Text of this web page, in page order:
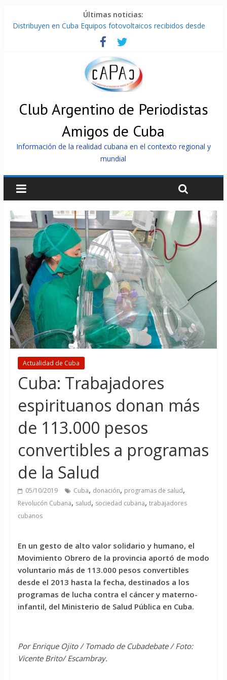
Últimas noticias:
Distribuyen en Cuba Equipos fotovoltaicos recibidos desde
La ONU condena medidas de EE.UU contra Cuba
Cuba alerta sobre doctrina militar de dominación de EEUU
Nuevas sanciones de EEUU contra Cuba apuntan a la
cooperación militar con Rusia y China
Brutal represión contra los que marchan para que no se
venda la patria
Club Argentino de Periodistas
Amigos de Cuba
Información de la realidad cubana en el contexto regional y
mundial
Actualidad de Cuba
Cuba: Trabajadores
espirituanos donan más
de 113.000 pesos
convertibles a programas
de la Salud
05/10/2019 Cuba, donación, programas de salud,
Revolucón Cubana, salud, sociedad cubana, trabajadores
cubanos
En un gesto de alto valor solidario y humano, el
Movimiento Obrero de la provincia aportó de modo
voluntario más de 113.000 pesos convertibles
desde el 2013 hasta la fecha, destinados a los
programas de lucha contra el cáncer y materno-
infantil, del Ministerio de Salud Pública en Cuba.
Por Enrique Ojito / Tomado de Cubadebate / Foto:
Vicente Brito/ Escambray.